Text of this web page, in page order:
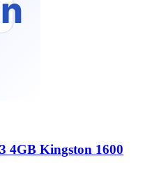
4GB Kingston 1600